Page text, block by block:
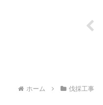
ホーム 伐採工事